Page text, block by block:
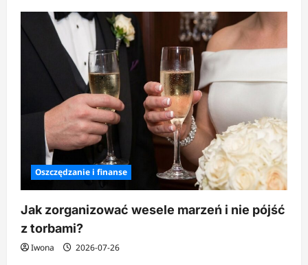
i
s
Oszczędzanie i finanse
Jak zorganizować wesele marzeń i nie pójść
z torbami?
Iwona 2026-07-26